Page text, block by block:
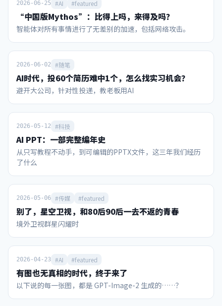
言”，相信本文依然能作为一个参考案例，看看没有教育资源
的人，只用大众接触到的AI做教学辅助的实际效果。 声明：
作者不具备凭借自身的知识水平独立对本文说法进行事实核查
的能力。 所有对话为如实转录，包含了作者本人和AI可能的认
知错误或幻觉，不可以未经求证直接取用。 在阅读万字长文之
前，首先请看Gemini自行整理的脱水版问答： 请用文科生可
以理解的语言解释挂谷猜想和王虹的工作。 挂谷猜想探讨了一
根针在平面旋转360度，扫过面积可无限趋近于零的奇观。而
王虹教授利用“代数剪刀”证明了线段在高维空间中无法无限
重叠，守住了这个幽灵几何体的“维度骨架”。 怎么画才能让
针的身子不离开桌面，并把面积压到更小？有没有直观展示？
数学家利用类似“打三把方向让车掉头”的方法，以及将形状
切碎、重叠的滑行通道，让针在做极小转动的同时紧贴桌面完
成360度旋转。（视频） 视频里展示的是已知面积最小的挂谷
集吗？ 视频只是为了让肉眼看清通道而仅切分了有限次的“障
眼法”，真正的挂谷集是切分了无限次、内部实体面积被彻底
掏空只剩线条骨架的“幽灵海绵”。 如果无穷极限都成立，为
什么面积趋近于零还需要证明？ 因为人类的直觉在处理无限时
极易出错，必须用严密的数学逻辑去证明那些因凑齐所有方向
而产生的微小缝隙，在无限次折叠后确实能够归零且不引起维
度坍塌。...
迷热情。在决赛当天，比赛现场还笼罩着从加拿大传过来的山
火雾霾，美国多个城市是这一天全球空气质量最差的城市。即
便如此，纽约/新泽西大都会人寿体育场还是被8万个球迷填得
满满当当。观众席不乏阿尔卡拉斯、小威等网坛明星，加上特
朗普和因凡蒂诺并肩观赛。决赛前48小时，黄牛票价最低还要
9753美元，最高炒到69786美元，国际足联官方转售平台上甚
注，中场休息期间，也在世界杯历史上首次举办了“中场
秀”，麦当娜、夏奇拉、防弹少年团BTS、贾斯汀·比伯同台
参与。主办方之一的美国宁可让中场休息时间超出赛事规定，
也要模仿“超级碗”增加中场秀环节，以此创造门票和电视直
播卖点。 这届世界杯也借鉴了美国另一大全民赛事——NBA的
一个重要环节，就是售卖所谓的冠军戒指。凭借官方认证和颁
发证书。冠军戒指可以象征性地把大力神杯的金色荣耀，分享
给那些愿意掏钱购买的人。当然分享荣耀的代价不菲，7月16
日FIFA冠军戒指官宣，2026枚限量戒指中面向球迷发售的
1996枚每枚15万美元，理论上销售额约3亿美元，这种创收手
段也是历史首创。 通过梳理，我们可以发现，从赞助商政策、
门票销售、电视转播、IP衍生这几个领域评价，2026年美加墨
世界杯的商业运作能力可以说超越了此前任何一届世界杯。 国
际足联曾披露，2023-26周期收入有望突破150亿美元，较上
周期增长超70%。其中光本届世界杯，收入就高达101.84亿美
元（约合700亿人民币，相当于22冬奥会的4.6倍）。 1984年
洛杉矶奥运会的商业化拯救了奥运这场赛事；同时美国也有
NBA、MLB、NFL等赛事的成功商业化经验，这个“全民玩
咖”的大国具备一种将赛事IP价值最大化的“点石成金”的能
力。 当今国内村超、省超兴起，在全民健身的热潮中，蕴含着
中国足球未来复兴的希望。此时如何借鉴世界杯经验，充分营
销和开发国内赛事IP，是一个值得思考的命题。 赞助商：美国
2026-06-25 #AI #featured
“中国版Mythos”：比得上吗，来得及吗？
智能体对所有事情进行了无差别的加速，包括网络攻击。
2026-06-02 #随笔
AI时代，投60个简历难中1个，怎么找实习机会？
避开大公司，针对性投递，教老板用AI
2026-05-12 #科技
AI PPT：一部完整编年史
从只写教程不动手，到可编辑的PPTX文件，这三年我们经历
了什么
2026-05-06 #传媒 #featured
别了，星空卫视，和80后90后一去不返的青春
境外卫视群星闪耀时
2026-04-23 #AI #featured
有图也无真相的时代，终于来了
以下说的每一张图，都是 GPT-Image-2 生成的……？